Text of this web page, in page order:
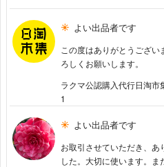
よい出品者です
この度はありがとうござ
ろしくお願いします。
ラクマ公認購入代行日淘市
1
よい出品者です
お取引させていただき、
した。大切に使います。